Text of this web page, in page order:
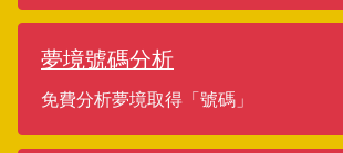
夢境號碼分析
免費分析夢境取得「號碼」